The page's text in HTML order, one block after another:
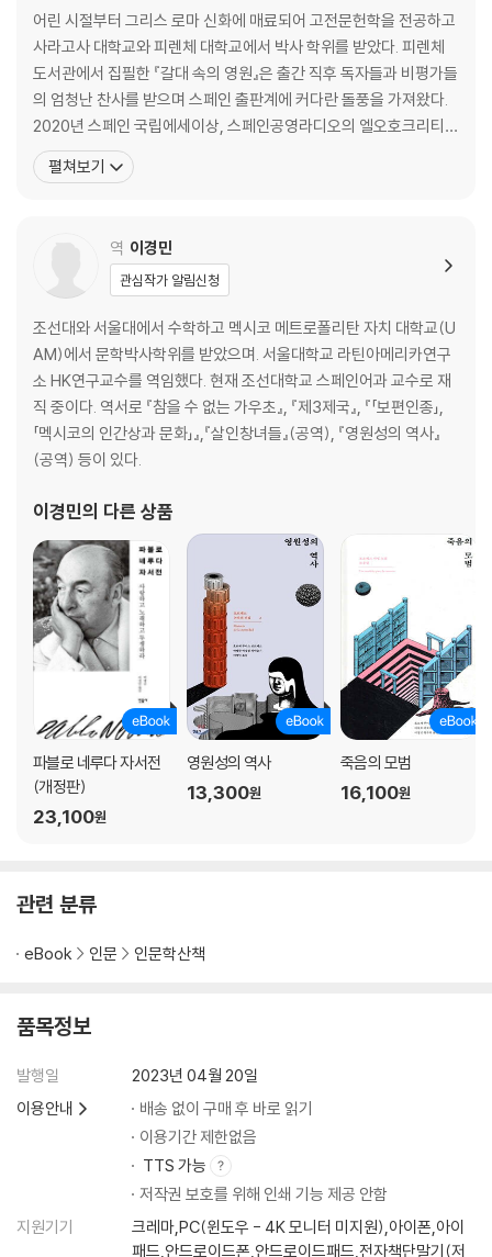
문화라는 종교
경이로운 기억을 지닌 자와 아방가르드 여성들
이야기를 엮는 여인들
나의 역사는 다른 사람이 이야기한다
웃음의 드라마와 상실에 대한 우리의 빚
책의 독, 그 연약함
우린 그렇게 이상해지기 시작했다
2부 로마의 길
악명의 도시
패배의 문학
보이지 않는 노예제의 문턱
태초에 나무가 있었다
가난한 작가와 부자 독자
서적상, 위험한 직업
페이지 책의 성공
물의 궁전에 있는 공공도서관
두 명의 히스패닉: 첫 번째 팬과 성숙한 작가
헤르쿨라네움: 보존하는 파괴
검열에 대항한 오비디우스
달콤한 관성
책 속으로의 여행, 그리고 책의 이름 짓기
고전이란 무엇인가?
파편화된 여성의 목소리들
영원하다고 믿는 것의 일시성
기억하라
옮긴이의 말
참고 문헌
인명 찾아보기
어린 시절부터 그리스 로마 신화에 매료되어 고전문헌학을 전공하고
사라고사 대학교와 피렌체 대학교에서 박사 학위를 받았다. 피렌체
도서관에서 집필한 『갈대 속의 영원』은 출간 직후 독자들과 비평가들
의 엄청난 찬사를 받으며 스페인 출판계에 커다란 돌풍을 가져왔다.
2020년 스페인 국립에세이상, 스페인공영라디오의 엘오호크리티코
내러티브상, 스페인 서점조합상, 인문학 수호를 위한 시민참여상 등
을 수상했으며, 번역 출간되는 곳마다 독자들의 열렬한 사랑을 받았
펼쳐보기
역 이경민
관심작가 알림신청
조선대와 서울대에서 수학하고 멕시코 메트로폴리탄 자치 대학교(U
AM)에서 문학박사학위를 받았으며. 서울대학교 라틴아메리카연구
소 HK연구교수를 역임했다. 현재 조선대학교 스페인어과 교수로 재
직 중이다. 역서로 『참을 수 없는 가우초』, 『제3제국』, 『「보편인종」,
「멕시코의 인간상과 문화」』,『살인창녀들』(공역), 『영원성의 역사』
(공역) 등이 있다.
이경민의 다른 상품
파블로 네루다 자서전
(개정판)
23,100원
영원성의 역사
13,300원
죽음의 모범
16,100원
관련 분류
eBook 인문 인문학산책
품목정보
발행일
2023년 04월 20일
이용안내
배송 없이 구매 후 바로 읽기
이용기간 제한없음
TTS 가능
저작권 보호를 위해 인쇄 기능 제공 안함
지원기기
크레마,PC(윈도우 - 4K 모니터 미지원),아이폰,아이
패드,안드로이드폰,안드로이드패드,전자책단말기(저